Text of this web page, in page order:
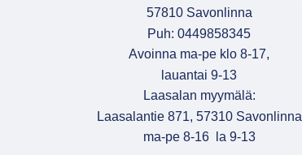
57810 Savonlinna
Puh: 0449858345
Avoinna ma-pe klo 8-17,
lauantai 9-13
Laasalan myymälä:
Laasalantie 871, 57310 Savonlinna
ma-pe 8-16 la 9-13